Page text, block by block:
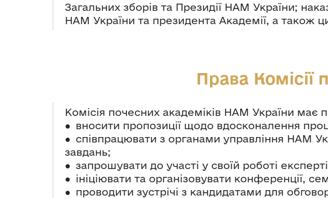
Загальних зборів та Президії НАМ України;
НАМ України та президента Академії, а також
Права Комісії
Комісія почесних академіків НАМ України має
● вносити пропозиції щодо вдосконалення
● співпрацювати з органами управління НАМ
завдань;
● запрошувати до участі у своїй роботі
● ініціювати та організовувати конференції,
● проводити зустрічі з кандидатами для